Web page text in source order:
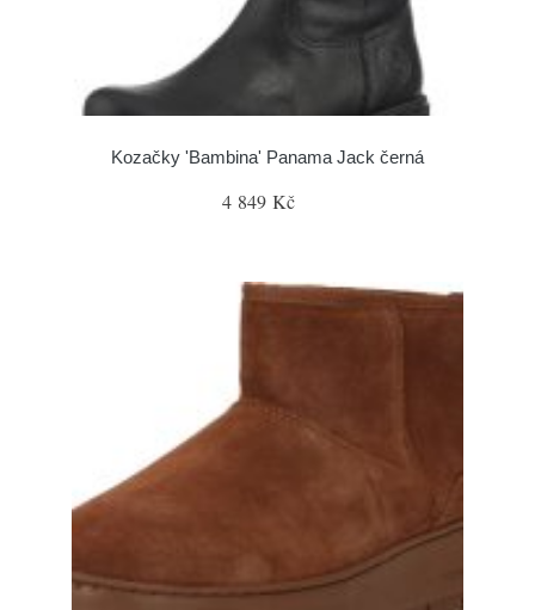
Kozačky 'Bambina' Panama Jack černá
4 849 Kč